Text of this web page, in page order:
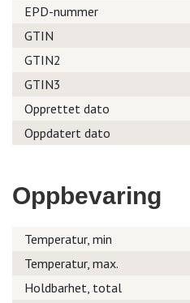
EPD-nummer
GTIN
GTIN2
GTIN3
Opprettet dato
Oppdatert dato
Oppbevaring
Temperatur, min
Temperatur, max.
Holdbarhet, total